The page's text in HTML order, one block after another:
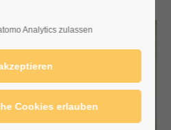
Analytics zulassen